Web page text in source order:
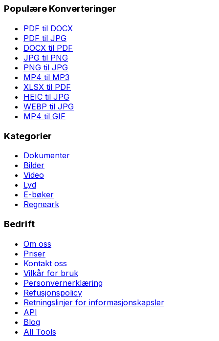
Populære Konverteringer
PDF til DOCX
PDF til JPG
DOCX til PDF
JPG til PNG
PNG til JPG
MP4 til MP3
XLSX til PDF
HEIC til JPG
WEBP til JPG
MP4 til GIF
Kategorier
Dokumenter
Bilder
Video
Lyd
E-bøker
Regneark
Bedrift
Om oss
Priser
Kontakt oss
Vilkår for bruk
Personvernerklæring
Refusjonspolicy
Retningslinjer for informasjonskapsler
API
Blog
All Tools